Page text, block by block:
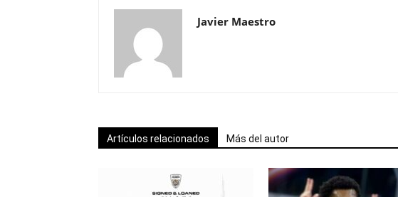
Javier Maestro
Artículos relacionados Más del autor